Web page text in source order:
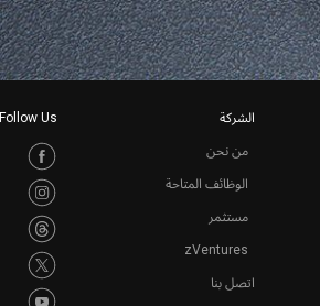
الشركة
من نحن
الوظائف المتاحة
مستثمر
zVentures
اتصل بنا
Follow Us